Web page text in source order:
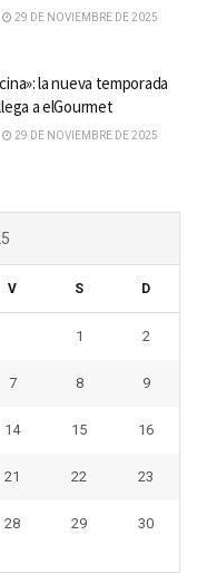
29 DE NOVIEMBRE DE 2025
la nueva temporada
a elGourmet
29 DE NOVIEMBRE DE 2025
V S D
1 2
7 8 9
14 15 16
21 22 23
28 29 30